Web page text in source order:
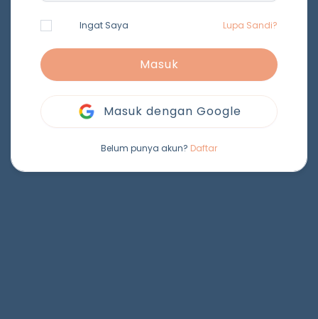
Ingat Saya Lupa Sandi?
Masuk
Masuk dengan Google
Belum punya akun? Daftar